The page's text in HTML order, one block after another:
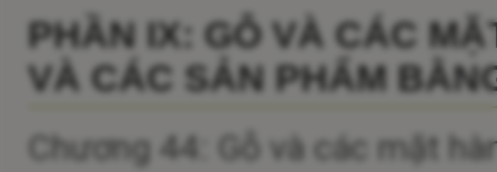
PHẦN IX: GỖ VÀ CÁC
VÀ CÁC SẢN PHẨM
Chương 44: Gỗ và các mặt